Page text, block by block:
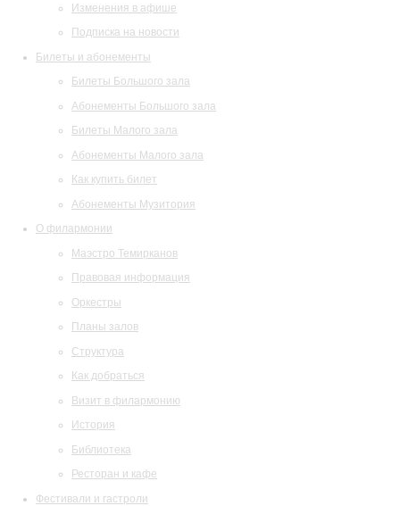
Изменения в афише
Подписка на новости
Билеты и абонементы
Билеты Большого зала
Абонементы Большого зала
Билеты Малого зала
Абонементы Малого зала
Как купить билет
Абонементы Музитория
О филармонии
Маэстро Темирканов
Правовая информация
Оркестры
Планы залов
Структура
Как добраться
Визит в филармонию
История
Библиотека
Ресторан и кафе
Фестивали и гастроли